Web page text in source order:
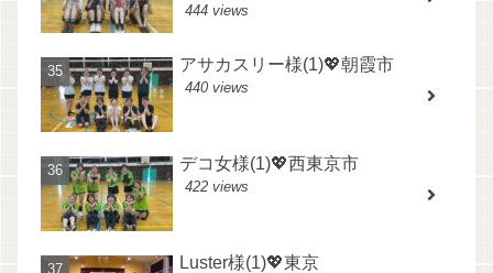
444 views
アサカスリー様(1)💖朝霞市
440 views
デコ女様(1)💖西東京市
422 views
Luster様(1)💖東京